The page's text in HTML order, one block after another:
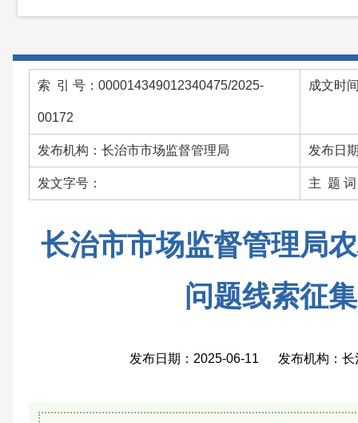
索 引 号：000014349012340475/2025-
00172
成文时
发布机构：长治市市场监督管理局 发布日
发文字号： 主 题 词
长治市市场监督管理局
问题线索征
发布日期：2025-06-11 发布机构：长